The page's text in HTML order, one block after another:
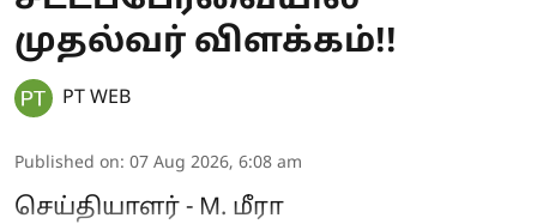
முதல்வர் விளக்கம்!!
PT WEB
Published on: 07 Aug 2026, 6:08 am
செய்தியாளர் - M. மீரா